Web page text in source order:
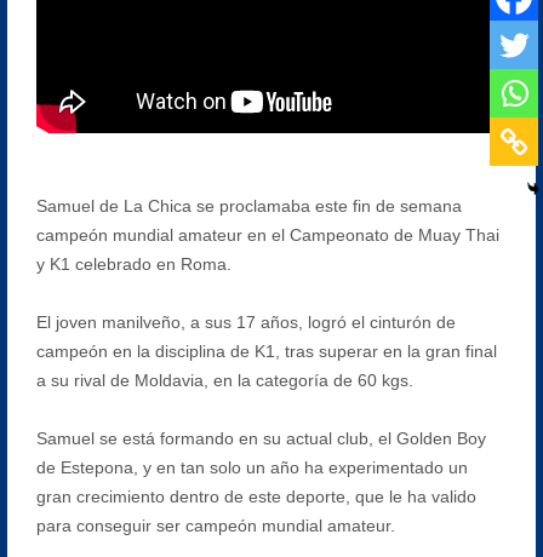
Samuel de La Chica se proclamaba este fin de semana
campeón mundial amateur en el Campeonato de Muay Thai
y K1 celebrado en Roma.
El joven manilveño, a sus 17 años, logró el cinturón de
campeón en la disciplina de K1, tras superar en la gran final
a su rival de Moldavia, en la categoría de 60 kgs.
Samuel se está formando en su actual club, el Golden Boy
de Estepona, y en tan solo un año ha experimentado un
gran crecimiento dentro de este deporte, que le ha valido
para conseguir ser campeón mundial amateur.